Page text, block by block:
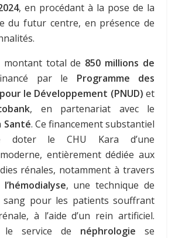
, en procédant à la pose de la
du futur centre, en présence de
montant total de 850 millions de
par le Programme des
le Développement (PNUD) et
, en partenariat avec le
Santé. Ce financement substantiel
doter le CHU Kara d’une
entièrement dédiée aux
rénales, notamment à travers
l’hémodialyse, une technique de
sang pour les patients souffrant
à l’aide d’un rein artificiel.
le service de néphrologie se